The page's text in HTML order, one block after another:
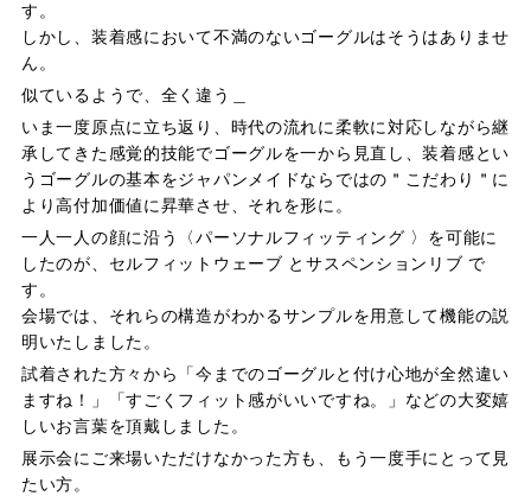
す。
しかし、装着感において不満のないゴーグルはそうはありませ
ん。
似ているようで、全く違う＿
いま一度原点に立ち返り、時代の流れに柔軟に対応しながら継
承してきた感覚的技能でゴーグルを一から見直し、装着感とい
うゴーグルの基本をジャパンメイドならではの＂こだわり＂に
より高付加価値に昇華させ、それを形に。
一人一人の顔に沿う〈パーソナルフィッティング 〉を可能に
したのが、セルフィットウェーブ とサスペンションリブ で
す。
会場では、それらの構造がわかるサンプルを用意して機能の説
明いたしました。
試着された方々から「今までのゴーグルと付け心地が全然違い
ますね！」「すごくフィット感がいいですね。」などの大変嬉
しいお言葉を頂戴しました。
展示会にご来場いただけなかった方も、もう一度手にとって見
たい方。